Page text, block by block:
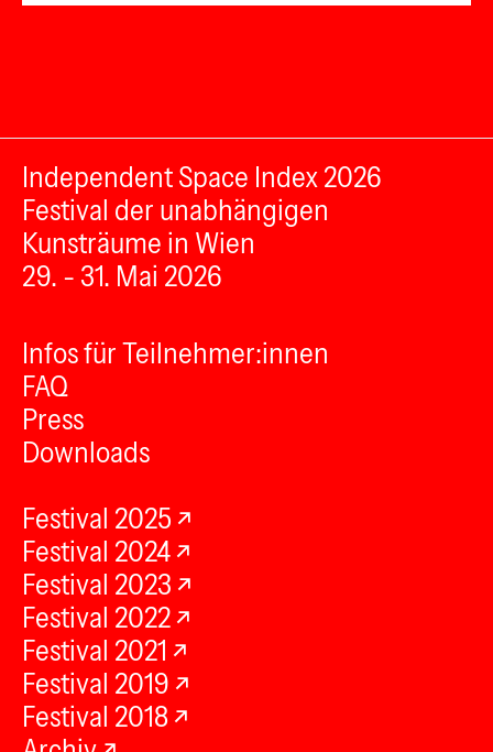
Independent Space Index 2026
Festival der unabhängigen
Kunsträume in Wien
29. - 31. Mai 2026
Infos für Teilnehmer:innen
FAQ
Press
Downloads
Festival 2025
Festival 2024
Festival 2023
Festival 2022
Festival 2021
Festival 2019
Festival 2018